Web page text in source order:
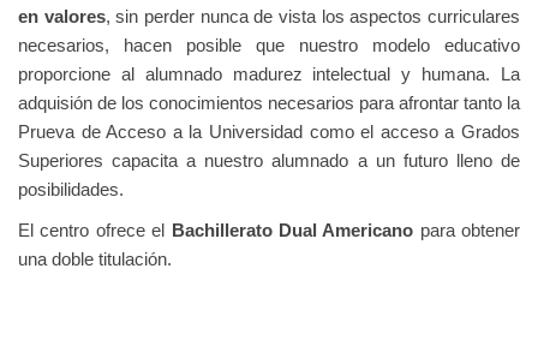
en valores, sin perder nunca de vista los aspectos curriculares
necesarios, hacen posible que nuestro modelo educativo
proporcione al alumnado madurez intelectual y humana.
La
adquisión de los conocimientos necesarios para afrontar tanto la
Prueva de Acceso a la Universidad como el acceso a Grados
Superiores capacita a nuestro alumnado a un futuro lleno de
posibilidades.
El centro ofrece el Bachillerato Dual Americano para obtener
una doble titulación.